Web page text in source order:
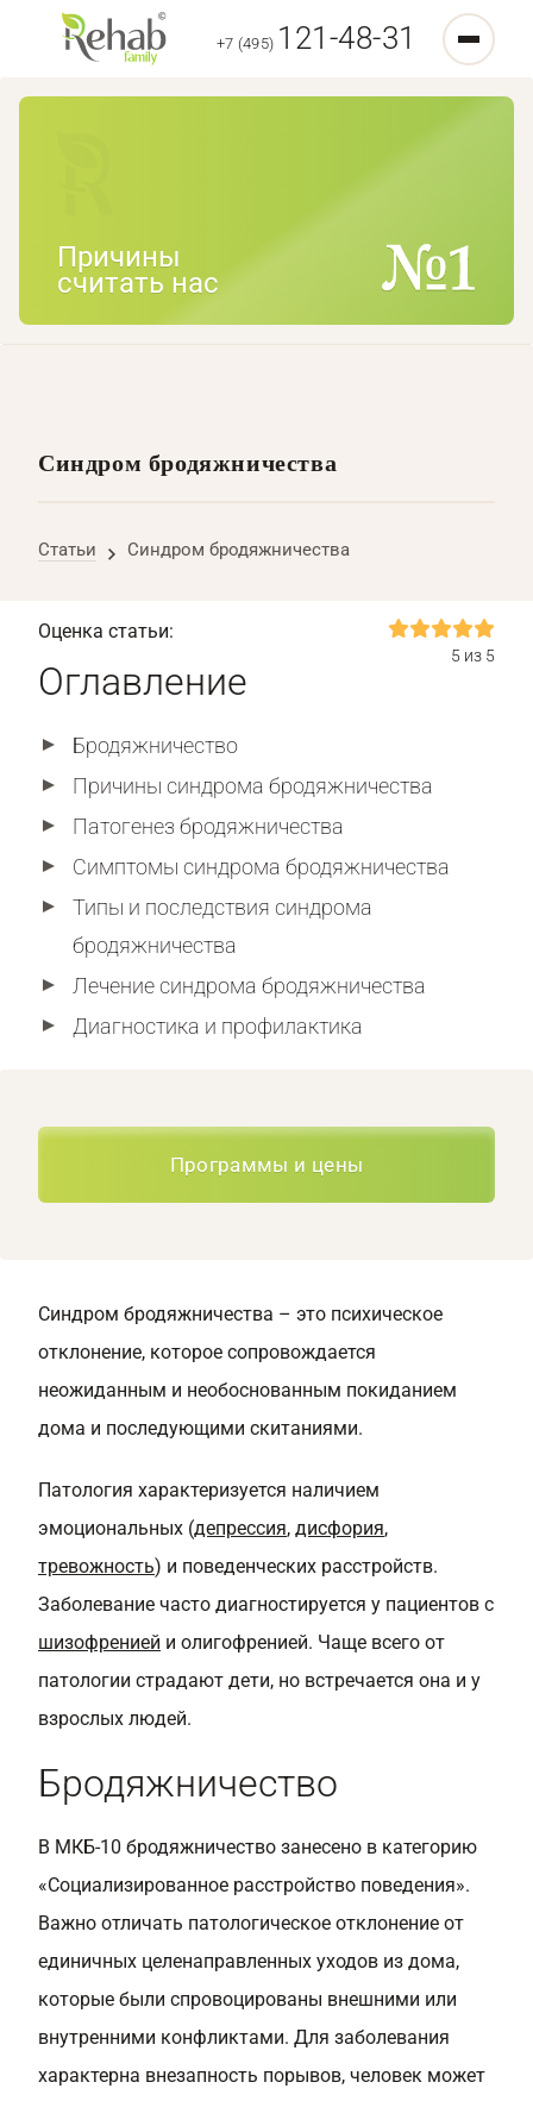
+7 (495) 121-48-31
Причины
считать нас
Синдром бродяжничества
Статьи Синдром бродяжничества
Оценка статьи:
5 из 5
Оглавление
Бродяжничество
Причины синдрома бродяжничества
Патогенез бродяжничества
Симптомы синдрома бродяжничества
Типы и последствия синдрома
бродяжничества
Лечение синдрома бродяжничества
Диагностика и профилактика
Программы и цены
Синдром бродяжничества – это психическое
отклонение, которое сопровождается
неожиданным и необоснованным покиданием
дома и последующими скитаниями.
Патология характеризуется наличием
эмоциональных (депрессия, дисфория,
тревожность) и поведенческих расстройств.
Заболевание часто диагностируется у пациентов с
шизофренией и олигофренией. Чаще всего от
патологии страдают дети, но встречается она и у
взрослых людей.
Бродяжничество
В МКБ-10 бродяжничество занесено в категорию
«Социализированное расстройство поведения».
Важно отличать патологическое отклонение от
единичных целенаправленных уходов из дома,
которые были спровоцированы внешними или
внутренними конфликтами. Для заболевания
характерна внезапность порывов, человек может